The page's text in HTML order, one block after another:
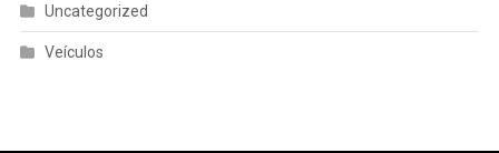
Uncategorized
Veículos